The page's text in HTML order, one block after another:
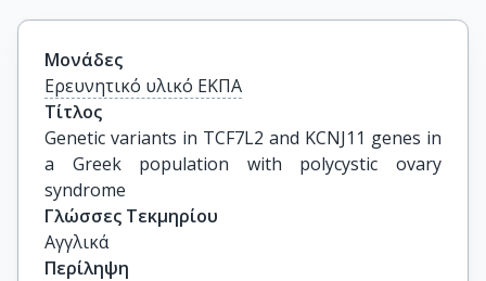
Μονάδες
Ερευνητικό υλικό ΕΚΠΑ
Τίτλος
Genetic variants in TCF7L2 and KCNJ11 genes in
a Greek population with polycystic ovary
syndrome
Γλώσσες Τεκμηρίου
Αγγλικά
Περίληψη